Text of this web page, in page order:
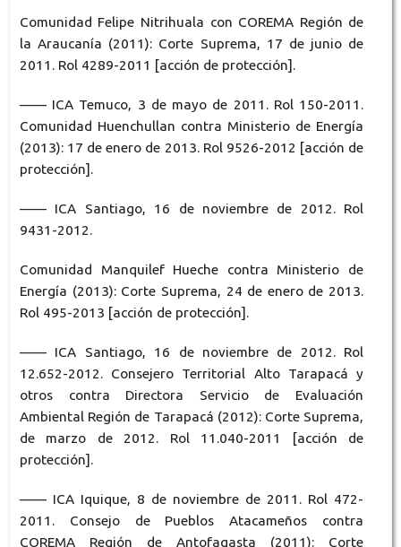
Comunidad Felipe Nitrihuala con COREMA Región de
la Araucanía (2011): Corte Suprema, 17 de junio de
2011. Rol 4289-2011 [acción de protección].
—— ICA Temuco, 3 de mayo de 2011. Rol 150-2011.
Comunidad Huenchullan contra Ministerio de Energía
(2013): 17 de enero de 2013. Rol 9526-2012 [acción de
protección].
—— ICA Santiago, 16 de noviembre de 2012. Rol
9431-2012.
Comunidad Manquilef Hueche contra Ministerio de
Energía (2013): Corte Suprema, 24 de enero de 2013.
Rol 495-2013 [acción de protección].
—— ICA Santiago, 16 de noviembre de 2012. Rol
12.652-2012. Consejero Territorial Alto Tarapacá y
otros contra Directora Servicio de Evaluación
Ambiental Región de Tarapacá (2012): Corte Suprema,
de marzo de 2012. Rol 11.040-2011 [acción de
protección].
—— ICA Iquique, 8 de noviembre de 2011. Rol 472-
2011. Consejo de Pueblos Atacameños contra
COREMA Región de Antofagasta (2011): Corte